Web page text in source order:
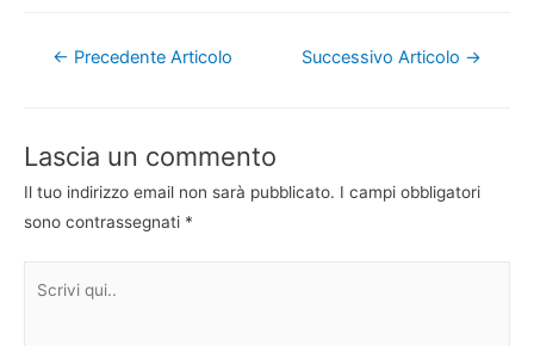
Navigazione
← Precedente Articolo Successivo Articolo →
Lascia un commento
Il tuo indirizzo email non sarà pubblicato. I campi obbligatori
sono contrassegnati *